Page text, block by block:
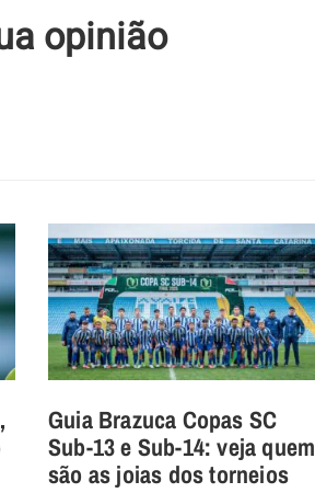
opinião
Guia Brazuca Copas SC
Sub-13 e Sub-14: veja quem
são as joias dos torneios